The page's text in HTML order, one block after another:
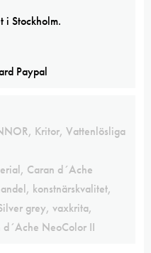
i Stockholm.
, Kritor, Vattenlösliga
, Caran d´Ache
, konstnärskvalitet,
grey, vaxkrita,
d´Ache NeoColor II